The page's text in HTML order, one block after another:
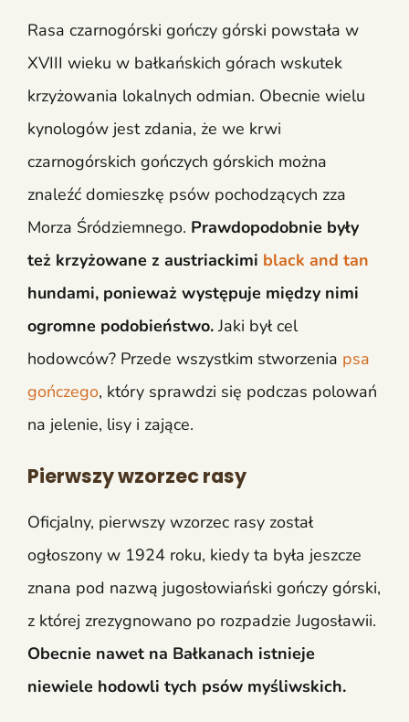
Rasa czarnogórski gończy górski powstała w
XVIII wieku w bałkańskich górach wskutek
krzyżowania lokalnych odmian. Obecnie wielu
kynologów jest zdania, że we krwi
czarnogórskich gończych górskich można
znaleźć domieszkę psów pochodzących zza
Morza Śródziemnego. Prawdopodobnie były
też krzyżowane z austriackimi black and tan
hundami, ponieważ występuje między nimi
ogromne podobieństwo.Jaki był cel
hodowców? Przede wszystkim stworzenia psa
gończego, który sprawdzi się podczas polowań
na jelenie, lisy i zające.
Pierwszy wzorzec rasy
Oficjalny, pierwszy wzorzec rasy został
ogłoszony w 1924 roku, kiedy ta była jeszcze
znana pod nazwą jugosłowiański gończy górski,
z której zrezygnowano po rozpadzie Jugosławii.
Obecnie nawet na Bałkanach istnieje
niewiele hodowli tych psów myśliwskich.